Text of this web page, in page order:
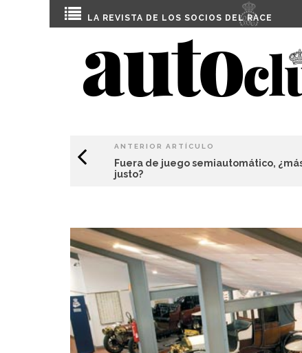
LA REVISTA DE LOS SOCIOS DEL RACE
ANTERIOR ARTÍCULO
Fuera de juego semiautomático,
justo?